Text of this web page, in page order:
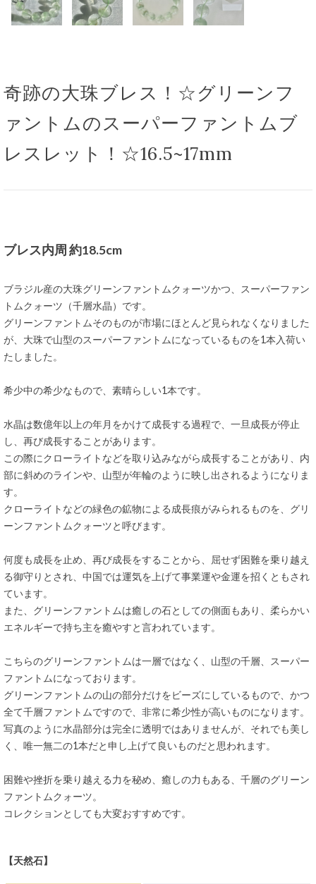
奇跡の大珠ブレス！☆グリーンフ
ァントムのスーパーファントムブ
レスレット！☆16.5~17mm
ブレス内周 約18.5cm
ブラジル産の大珠グリーンファントムクォーツかつ、スーパーファン
トムクォーツ（千層水晶）です。
グリーンファントムそのものが市場にほとんど見られなくなりました
が、大珠で山型のスーパーファントムになっているものを1本入荷い
たしました。
希少中の希少なもので、素晴らしい1本です。
水晶は数億年以上の年月をかけて成長する過程で、一旦成長が停止
し、再び成長することがあります。
この際にクローライトなどを取り込みながら成長することがあり、内
部に斜めのラインや、山型が年輪のように映し出されるようになりま
す。
クローライトなどの緑色の鉱物による成長痕がみられるものを、グリ
ーンファントムクォーツと呼びます。
何度も成長を止め、再び成長をすることから、屈せず困難を乗り越え
る御守りとされ、中国では運気を上げて事業運や金運を招くともされ
ています。
また、グリーンファントムは癒しの石としての側面もあり、柔らかい
エネルギーで持ち主を癒やすと言われています。
こちらのグリーンファントムは一層ではなく、山型の千層、スーパー
ファントムになっております。
グリーンファントムの山の部分だけをビーズにしているもので、かつ
全て千層ファントムですので、非常に希少性が高いものになります。
写真のように水晶部分は完全に透明ではありませんが、それでも美し
く、唯一無二の1本だと申し上げて良いものだと思われます。
困難や挫折を乗り越える力を秘め、癒しの力もある、千層のグリーン
ファントムクォーツ。
コレクションとしても大変おすすめです。
【天然石】